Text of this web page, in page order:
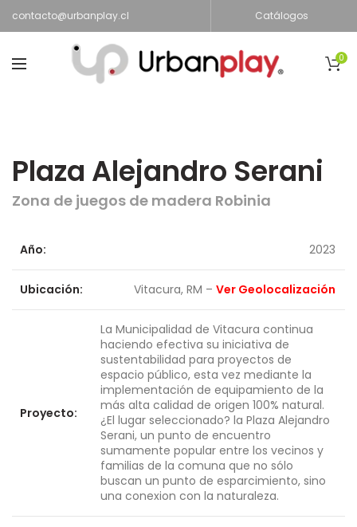
contacto@urbanplay.cl Catálogos
0
Plaza Alejandro Serani
Zona de juegos de madera Robinia
Año: 2023
Ubicación: Vitacura, RM – Ver Geolocalización
Proyecto:
La Municipalidad de Vitacura continua
haciendo efectiva su iniciativa de
sustentabilidad para proyectos de
espacio público, esta vez mediante la
implementación de equipamiento de la
más alta calidad de origen 100% natural.
¿El lugar seleccionado? la Plaza Alejandro
Serani, un punto de encuentro
sumamente popular entre los vecinos y
familias de la comuna que no sólo
buscan un punto de esparcimiento, sino
una conexion con la naturaleza.